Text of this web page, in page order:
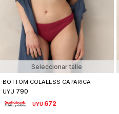
Seleccionar talle
BOTTOM COLALESS CAPARICA
UYU 790
UYU 672